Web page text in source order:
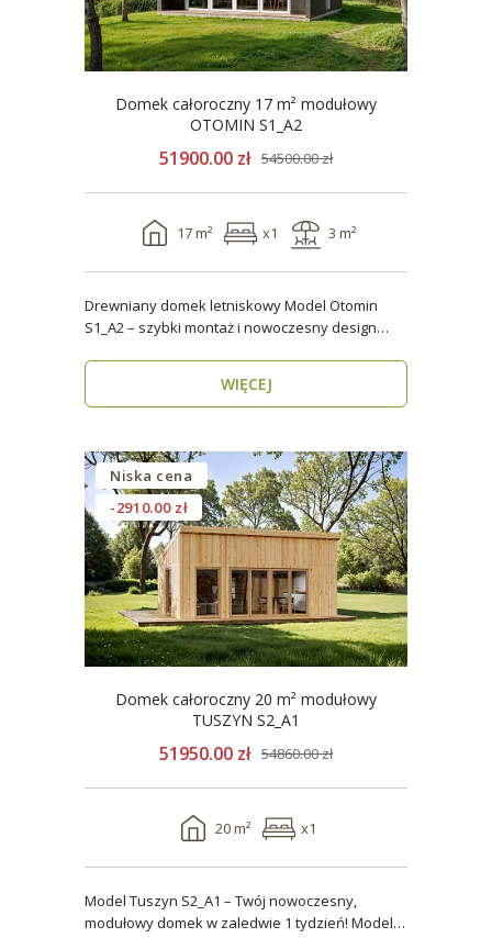
Domek całoroczny 17 m² modułowy
OTOMIN S1_A2
51900.00 zł 54500.00 zł
17 m² x1 3 m²
Drewniany domek letniskowy Model Otomin
S1_A2 – szybki montaż i nowoczesny design
WIĘCEJ
Niska cena
-2910.00 zł
Domek całoroczny 20 m² modułowy
TUSZYN S2_A1
51950.00 zł 54860.00 zł
20 m² x1
Model Tuszyn S2_A1 – Twój nowoczesny,
modułowy domek w zaledwie 1 tydzień! Model